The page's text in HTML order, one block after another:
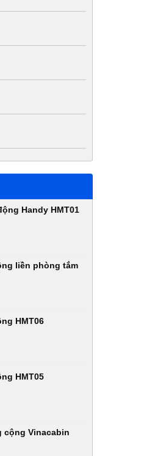
Handy HMT01
liền phòng tắm
HMT06
HMT05
cộng Vinacabin